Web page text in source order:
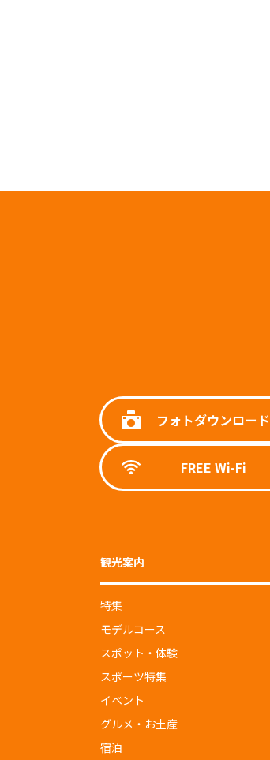
フォトダウンロード
FREE Wi-Fi
観光案内
特集
モデルコース
スポット・体験
スポーツ特集
イベント
グルメ・お土産
宿泊